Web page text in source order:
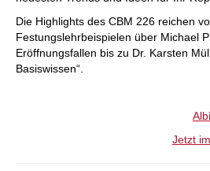
Die Highlights des CBM 226 reichen
Festungslehrbeispielen über Michael
Eröffnungsfallen bis zu Dr. Karsten
Basiswissen“.
Jetzt